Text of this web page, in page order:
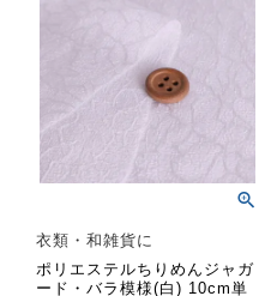
衣類・和雑貨に
ポリエステルちりめんジャガ
ード・バラ模様(白) 10cm単